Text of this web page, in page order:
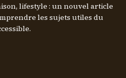
lifestyle : un nouvel article
les sujets utiles du